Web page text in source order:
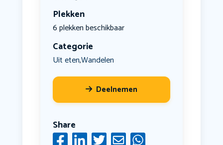
Plekken
6 plekken beschikbaar
Categorie
Uit eten,Wandelen
Deelnemen
Share